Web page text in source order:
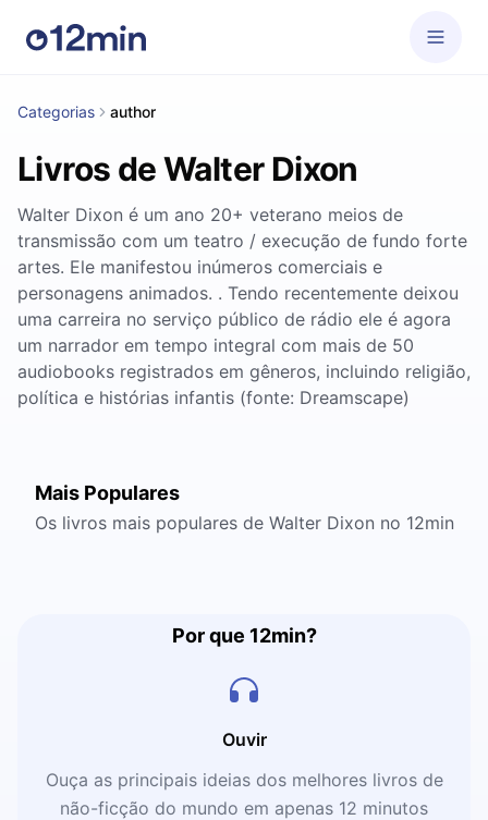
Categorias author
Livros de Walter Dixon
Walter Dixon é um ano 20+ veterano meios de
transmissão com um teatro / execução de fundo forte
artes. Ele manifestou inúmeros comerciais e
personagens animados. . Tendo recentemente deixou
uma carreira no serviço público de rádio ele é agora
um narrador em tempo integral com mais de 50
audiobooks registrados em gêneros, incluindo religião,
política e histórias infantis (fonte: Dreamscape)
Mais Populares
Os livros mais populares de Walter Dixon no 12min
Por que 12min?
Ouvir
Ouça as principais ideias dos melhores livros de
não-ficção do mundo em apenas 12 minutos